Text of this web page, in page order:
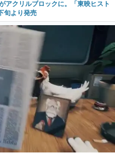
アクリルブロックに。「東映ヒスト
旬より発売